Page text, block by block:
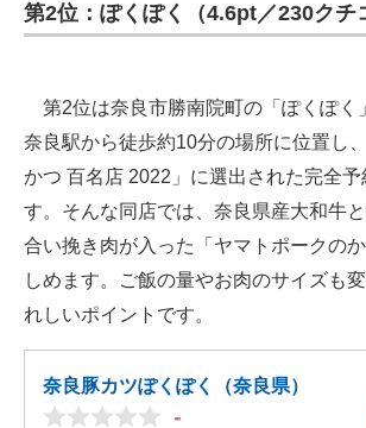
第2位：ぽくぽく（4.6pt／230クチ
第2位は奈良市勝南院町の「ぽくぽく
奈良駅から徒歩約10分の場所に位置し
かつ 百名店 2022」に選出された完全
す。そんな同店では、奈良県産大和牛
合い挽き肉が入った「ヤマトポークの
しめます。ご飯の量やお肉のサイズも
れしいポイントです。
奈良豚カツぽくぽく（奈良県）
-